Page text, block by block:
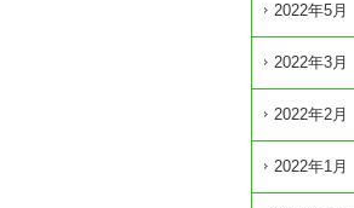
2022年5月
2022年3月
2022年2月
2022年1月